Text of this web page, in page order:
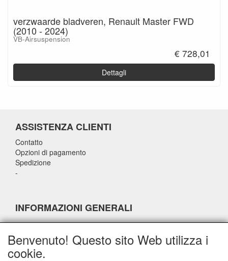
verzwaarde bladveren, Renault Master FWD
(2010 - 2024)
VB-Airsuspension
€ 728,01
Dettagli
ASSISTENZA CLIENTI
Contatto
Opzioni di pagamento
Spedizione
-
INFORMAZIONI GENERALI
-
-
-
Benvenuto! Questo sito Web utilizza i
cookie.